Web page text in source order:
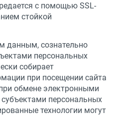
с помощью SSL-
стойкой
данным, сознательно
персональных
собирает
при посещении сайта
обмене электронными
персональных
технологии могут